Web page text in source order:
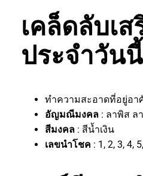
เคล็ดลับเส
ประจำวันนี้
ทำความสะอาดที่อยู่อา
อัญมณีมงคล : ลาพิส ล
สีมงคล : สีน้ำเงิน
เลขนำโชค : 1, 2, 3, 4,